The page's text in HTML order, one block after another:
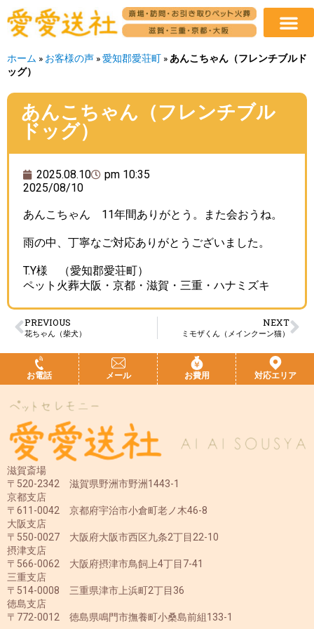
ホーム » お客様の声 »愛知郡愛荘町 »あんこちゃん（フレンチブルド
ッグ）
あんこちゃん（フレンチブル
ドッグ）
2025.08.10
pm 10:35
2025/08/10
あんこちゃん 11年間ありがとう。また会おうね。
雨の中、丁寧なご対応ありがとうございました。
T.Y様 （愛知郡愛荘町）
ペット火葬大阪・京都・滋賀・三重・ハナミズキ
PREVIOUS
花ちゃん（柴犬）
NEXT
ミモザくん（メインクーン猫）
お電話 メール お費用 対応エリア
滋賀斎場
〒520-2342 滋賀県野洲市野洲1443-1
京都支店
〒611-0042 京都府宇治市小倉町老ノ木46-8
大阪支店
〒550-0027 大阪府大阪市西区九条2丁目22-10
摂津支店
〒566-0062 大阪府摂津市鳥飼上4丁目7-41
三重支店
〒514-0008 三重県津市上浜町2丁目36
徳島支店
〒772-0012 徳島県鳴門市撫養町小桑島前組133-1